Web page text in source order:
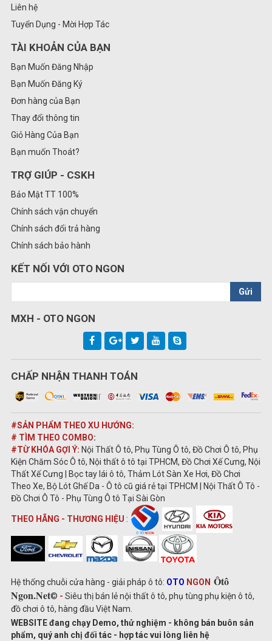
Liên hệ
Tuyển Dụng - Mời Hợp Tác
TÀI KHOẢN CỦA BẠN
Bạn Muốn Đăng Nhập
Bạn Muốn Đăng Ký
Đơn hàng của Bạn
Thay đổi thông tin
Giỏ Hàng Của Bạn
Bạn muốn Thoát?
TRỢ GIÚP - CSKH
Bảo Mật TT 100%
Chính sách vận chuyển
Chính sách đổi trả hàng
Chính sách bảo hành
KẾT NỐI VỚI OTO NGON
Gửi
MXH - OTO NGON
CHẤP NHẬN THANH TOÁN
#SẢN PHẨM THEO XU HƯỚNG:
# TÌM THEO COMBO:
#TỪ KHÓA GỢI Ý: Nội Thất Ô tô, Phụ Tùng Ô tô, Đồ Chơi Ô tô, Phụ
Kiện Chăm Sóc Ô tô, Nội thất ô tô tại TPHCM, Đồ Chơi Xế Cưng, Nội
Thất Xế Cưng | Bọc tay lái ô tô, Thảm Lót Sàn Xe Hơi, Đồ Chơi
Theo Xe, Bộ Lót Ghế Da - Ô tô cũ giá rẻ tại TPHCM | Nội Thất Ô Tô -
Đồ Chơi Ô Tô - Phụ Tùng Ô tô Tại Sài Gòn
THEO HÃNG - THƯƠNG HIỆU :
Hệ thống chuỗi cửa hàng - giải pháp ô tô: OTO NGON Ôtô
Ngon.Net© - Siêu thị bán lẻ nội thất ô tô, phụ tùng phụ kiện ô tô,
đồ chơi ô tô, hàng đầu Việt Nam.
WEBSITE đang chạy Demo, thử nghiệm - không bán buôn sản
phẩm, quý anh chị đối tác - hợp tác vui lòng liên hệ